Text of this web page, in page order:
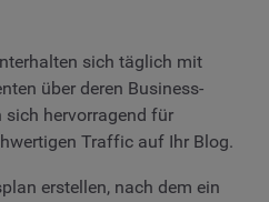
sich täglich mit
über deren Business-
sich hervorragend für
Traffic auf Ihr Blog.
erstellen, nach dem ein